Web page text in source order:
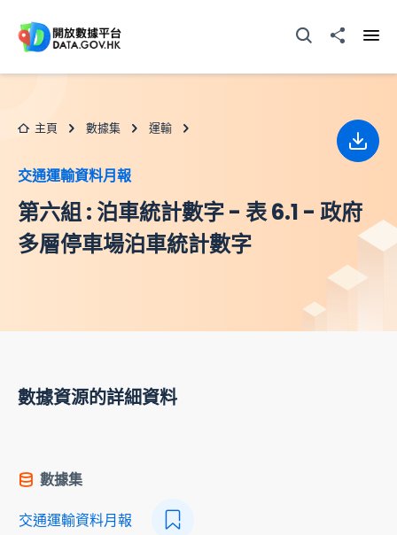
打開搜尋器分享至
主頁 數據集 運輸
交通運輸資料月報
第六組 : 泊車統計數字 - 表 6.1 - 政府
多層停車場泊車統計數字
下載
數據資源的詳細資料
數據集
交通運輸資料月報